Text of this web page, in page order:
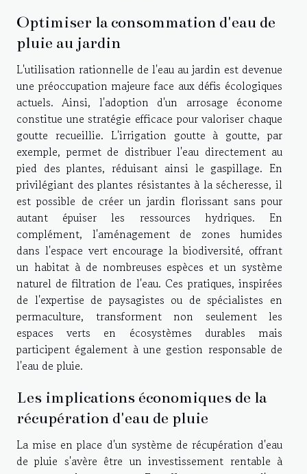
Optimiser la consommation d'eau de
pluie au jardin
L'utilisation rationnelle de l'eau au jardin est devenue
une préoccupation majeure face aux défis écologiques
actuels. Ainsi, l'adoption d'un arrosage économe
constitue une stratégie efficace pour valoriser chaque
goutte recueillie. L'irrigation goutte à goutte, par
exemple, permet de distribuer l'eau directement au
pied des plantes, réduisant ainsi le gaspillage. En
privilégiant des plantes résistantes à la sécheresse, il
est possible de créer un jardin florissant sans pour
autant épuiser les ressources hydriques. En
complément, l'aménagement de zones humides
dans l'espace vert encourage la biodiversité, offrant
un habitat à de nombreuses espèces et un système
naturel de filtration de l'eau. Ces pratiques, inspirées
de l'expertise de paysagistes ou de spécialistes en
permaculture, transforment non seulement les
espaces verts en écosystèmes durables mais
participent également à une gestion responsable de
l'eau de pluie.
Les implications économiques de la
récupération d'eau de pluie
La mise en place d'un système de récupération d'eau
de pluie s'avère être un investissement rentable à